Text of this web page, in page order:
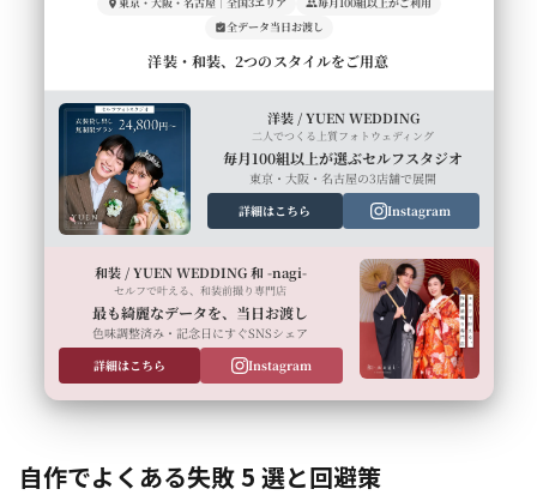
全データ当日お渡し
洋装・和装、2つのスタイルをご用意
洋装 / YUEN WEDDING
二人でつくる上質フォトウェディング
毎月100組以上が選ぶセルフスタジオ
東京・大阪・名古屋の3店舗で展開
詳細はこちら
Instagram
和装 / YUEN WEDDING 和 -nagi-
セルフで叶える、和装前撮り専門店
最も綺麗なデータを、当日お渡し
色味調整済み・記念日にすぐSNSシェア
詳細はこちら
Instagram
自作でよくある失敗 5 選と回避策